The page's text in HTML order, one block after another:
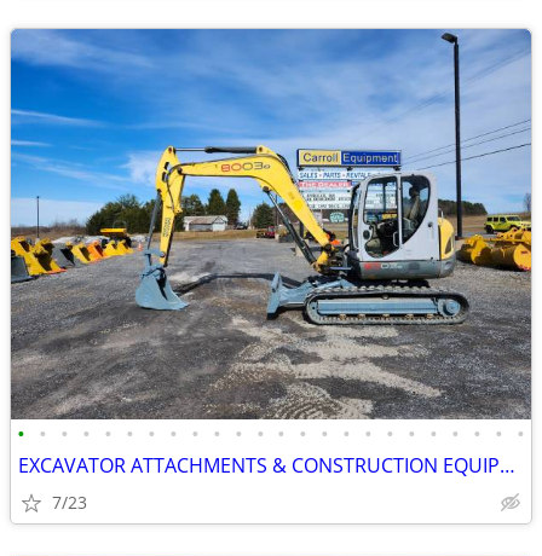
• • • • • • • • • • • • • • • • • • • • • • • •
EXCAVATOR ATTACHMENTS & CONSTRUCTION EQUIPMENT ON SALE!!!
7/23